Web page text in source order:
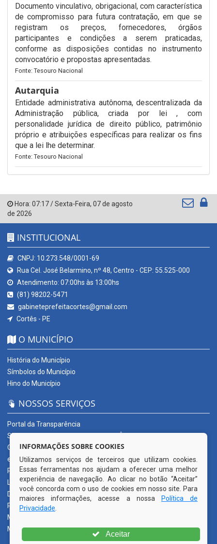
Documento vinculativo, obrigacional, com característica
de compromisso para futura contratação, em que se
registram os preços, fornecedores, órgãos
participantes e condições a serem praticadas,
conforme as disposições contidas no instrumento
convocatório e propostas apresentadas.
Fonte: Tesouro Nacional
Autarquia
Entidade administrativa autônoma, descentralizada da
Administração pública, criada por lei , com
personalidade jurídica de direito público, patrimônio
próprio e atribuições específicas para realizar os fins
que a lei lhe determinar.
Fonte: Tesouro Nacional
Hora: 07:17/Sexta-Feira, 07 de agosto
de 2026
INSTITUCIONAL
CNPJ: 10.273.548/0001-69
Rua Cel. José Belarmino, nº 48, Centro - CEP: 55.525-000
Atendimento: 07:00hs às 13:00hs
(81) 98202-5471
gabineteprefeitacortes@gmail.com
Cortês - PE
O MUNICÍPIO
História do Município
Símbolos do Município
Hino do Município
NOSSOS SERVIÇOS
Portal da Transparência
SERVIÇOS DIGITAIS: CONECTA CORTÊS
Ouvidoria Municipal
e-SIC
Processos de Licitação
Licitações em andamento
Diário Oficial
Publicações Oficiais
Mapa do Site
Mais Serviços
INFORMAÇÕES SOBRE COOKIES
Utilizamos serviços de terceiros que utilizam cookies.
Essas ferramentas nos ajudam a oferecer uma melhor
experiência de navegação. Ao clicar no botão “Aceitar”
você concorda com o uso de cookies em nosso site. Para
maiores informações, acesse a nossa
Política de
Privacidade
Aceitar